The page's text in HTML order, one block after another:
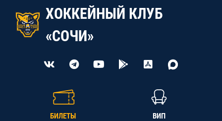
ХОККЕЙНЫЙ КЛУБ
«СОЧИ»
БИЛЕТЫ ВИП